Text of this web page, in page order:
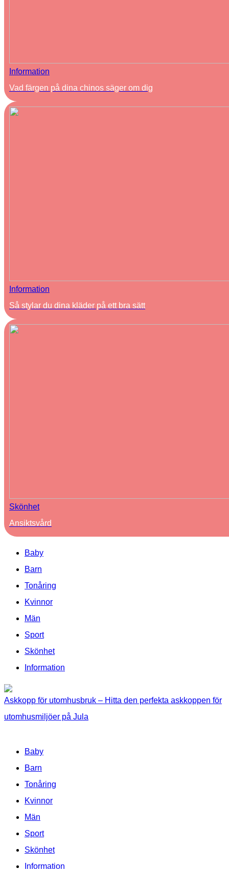
Information
Vad färgen på dina chinos säger om dig
Information
Så stylar du dina kläder på ett bra sätt
Skönhet
Ansiktsvård
Baby
Barn
Tonåring
Kvinnor
Män
Sport
Skönhet
Information
Askkopp för utomhusbruk – Hitta den perfekta askkoppen för
utomhusmiljöer på Jula
Baby
Barn
Tonåring
Kvinnor
Män
Sport
Skönhet
Information